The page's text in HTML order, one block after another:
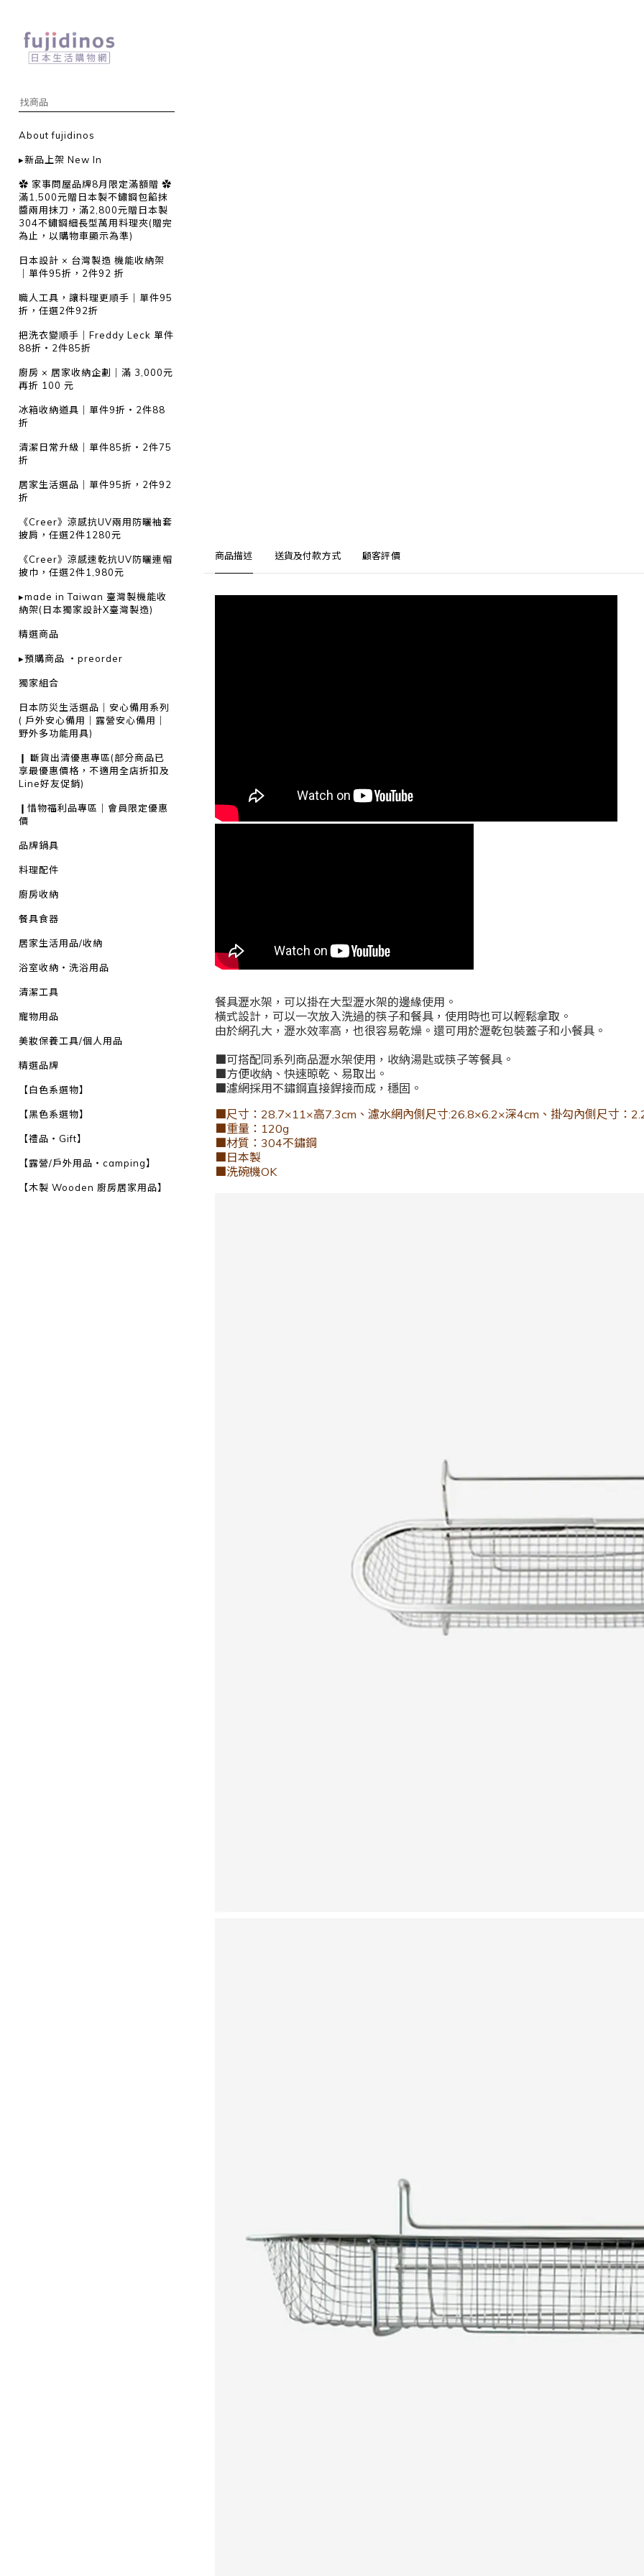
About fujidinos
▸新品上架 New In
✿ 家事問屋品牌8月限定滿額贈 ✿
滿1,500元贈日本製不鏽鋼包餡抹
醬兩用抹刀，滿2,800元贈日本製
304不鏽鋼細長型萬用料理夾(贈完
為止，以購物車顯示為準)
日本設計 × 台灣製造 機能收納架
｜單件95折，2件92 折
職人工具，讓料理更順手｜單件95
折，任選2件92折
把洗衣變順手｜Freddy Leck 單件
88折・2件85折
廚房 × 居家收納企劃｜滿 3,000元
再折 100 元
冰箱收納道具｜單件9折・2件88
折
清潔日常升級｜單件85折・2件75
折
居家生活選品｜單件95折，2件92
折
《Creer》涼感抗UV兩用防曬袖套
披肩，任選2件1280元
《Creer》涼感速乾抗UV防曬連帽
披巾，任選2件1,980元
▸made in Taiwan 臺灣製機能收
納架(日本獨家設計X臺灣製造)
精選商品
▸預購商品 ・preorder
獨家組合
日本防災生活選品｜安心備用系列
( 戶外安心備用｜露營安心備用｜
野外多功能用具)
❙ 斷貨出清優惠專區(部分商品已
享最優惠價格，不適用全店折扣及
Line好友促銷)
❙惜物福利品專區｜會員限定優惠
價
品牌鍋具
料理配件
廚房收納
餐具食器
居家生活用品/收納
浴室收納・洗浴用品
清潔工具
寵物用品
美妝保養工具/個人用品
精選品牌
【白色系選物】
【黑色系選物】
【禮品・Gift】
【露營/戶外用品・camping】
【木製 Wooden 廚房居家用品】
商品描述 送貨及付款方式 顧客評價
餐具瀝水架，可以掛在大型瀝水架的邊緣使用。
橫式設計，可以一次放入洗過的筷子和餐具，使用時也可以輕鬆拿取。
由於網孔大，瀝水效率高，也很容易乾燥。 還可用於瀝乾包裝蓋子和小餐具。
■可搭配同系列商品瀝水架使用，收納湯匙或筷子等餐具。
■方便收納、快速晾乾、易取出。
■濾網採用不鏽鋼直接銲接而成，穩固。
■尺寸：28.7×11×高7.3cm、濾水網內側尺寸:26.8×6.2×深4cm、掛勾內側尺寸：
■重量：120g
■材質：304不鏽鋼
■日本製
■洗碗機OK